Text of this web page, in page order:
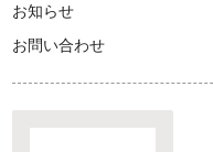
お知らせ
お問い合わせ